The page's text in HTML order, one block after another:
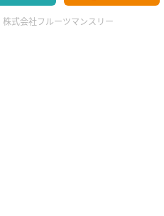
株式会社フルーツマンスリー